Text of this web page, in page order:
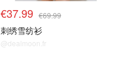
€37.99 €69.99
刺绣雪纺衫
@dealmoon.fr